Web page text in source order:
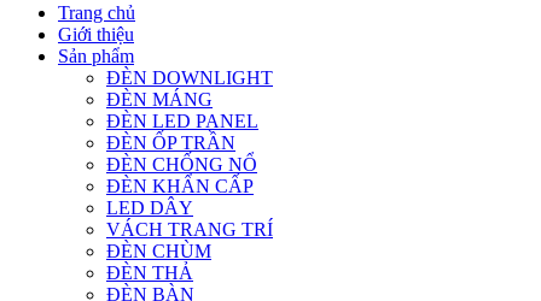
Trang chủ
Giới thiệu
Sản phẩm
ĐÈN DOWNLIGHT
ĐÈN MÁNG
ĐÈN LED PANEL
ĐÈN ỐP TRẦN
ĐÈN CHỐNG NỔ
ĐÈN KHẨN CẤP
LED DÂY
VÁCH TRANG TRÍ
ĐÈN CHÙM
ĐÈN THẢ
ĐÈN BÀN